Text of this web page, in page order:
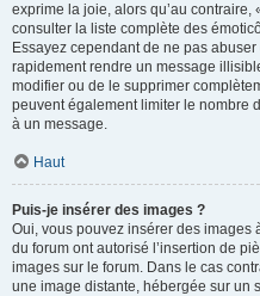
exprime la joie, alors qu’au contraire,
consulter la liste complète des
Essayez cependant de ne pas
rapidement rendre un message
modifier ou de le supprimer
peuvent également limiter le nombre
à un message.
Haut
Puis-je insérer des images ?
Oui, vous pouvez insérer des images
du forum ont autorisé l’insertion de
images sur le forum. Dans le cas
une image distante, hébergée sur un